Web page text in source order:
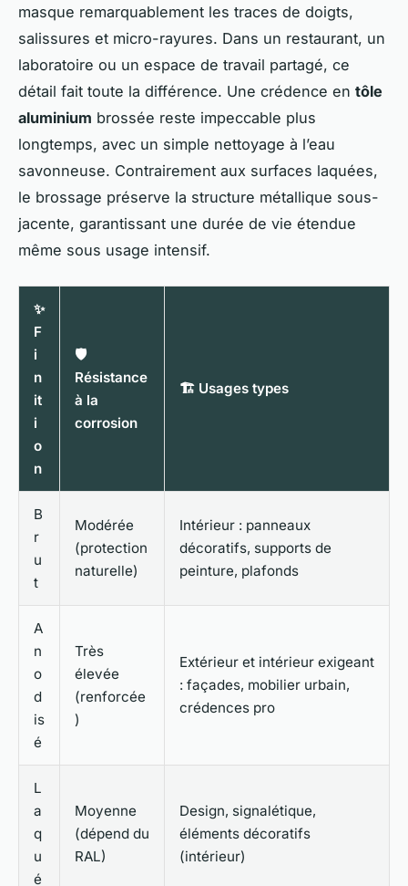
masque remarquablement les traces de doigts,
salissures et micro-rayures. Dans un restaurant, un
laboratoire ou un espace de travail partagé, ce
détail fait toute la différence. Une crédence en tôle
aluminium brossée reste impeccable plus
longtemps, avec un simple nettoyage à l’eau
savonneuse. Contrairement aux surfaces laquées,
le brossage préserve la structure métallique sous-
jacente, garantissant une durée de vie étendue
même sous usage intensif.
✨
F
i
n
it
i
o
n
🛡️
Résistance
à la
corrosion
🏗️ Usages types
B
r
u
t
Modérée
(protection
naturelle)
Intérieur : panneaux
décoratifs, supports de
peinture, plafonds
A
n
o
d
is
é
Très
élevée
(renforcée
)
Extérieur et intérieur exigeant
: façades, mobilier urbain,
crédences pro
L
a
q
u
é
Moyenne
(dépend du
RAL)
Design, signalétique,
éléments décoratifs
(intérieur)